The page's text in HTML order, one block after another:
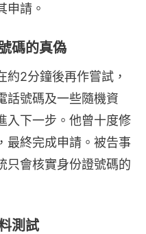
申請。
碼的真偽
約2分鐘後再作嘗試，
話號碼及一些隨機資
入下一步。他曾十度修
最終完成申請。被告事
只會核實身份證號碼的
測試